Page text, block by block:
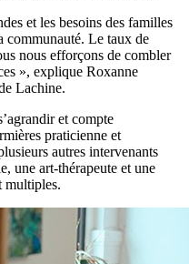
et les besoins des familles
communauté. Le taux de
nous efforçons de combler
», explique Roxanne
Lachine.
et compte
praticienne et
autres intervenants
une art-thérapeute et une
multiples.